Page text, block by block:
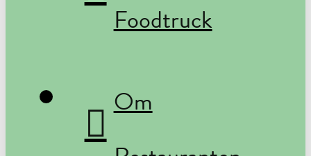
Foodtruck
Om